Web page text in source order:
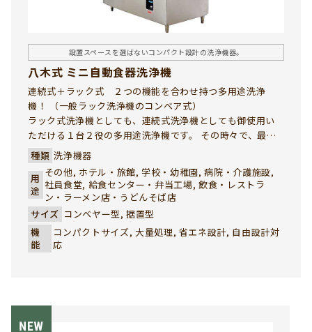
設置スペースを選ばないコンパクト設計の洗浄機器。
八木式 ミニ自動食器洗浄機
連続式＋ラック式 ２つの機能を合わせ持つ多用途洗浄
機！ （一般ラック洗浄機のコンベア式）
ラック式洗浄機としても、連続式洗浄機としても御使用い
ただける１台２役の多用途洗浄機です。 その時々で、最適
の洗浄方法を選択して効率的な洗浄作業が行えます。
種類 洗浄機器
用
途
その他, ホテル・旅館, 学校・幼稚園, 病院・介護施設,
社員食堂, 給食センター・弁当工場, 飲食・レストラ
ン・ラーメン店・うどんそば店
サイズ コンベヤー型, 据置型
機
能
コンパクトサイズ, 大量処理, 省エネ設計, 自由設計対
応